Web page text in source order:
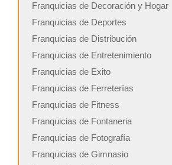
Franquicias de Decoración y Hogar
Franquicias de Deportes
Franquicias de Distribución
Franquicias de Entretenimiento
Franquicias de Exito
Franquicias de Ferreterías
Franquicias de Fitness
Franquicias de Fontaneria
Franquicias de Fotografía
Franquicias de Gimnasio